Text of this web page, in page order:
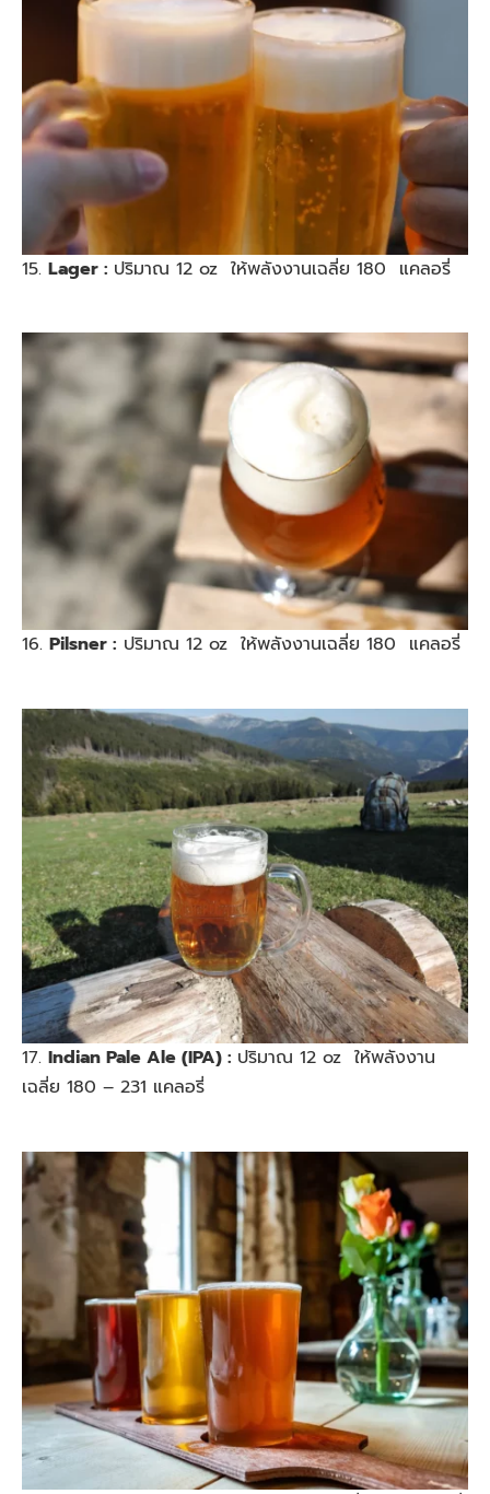
15. Lager : ปริมาณ 12 oz ให้พลังงานเฉลี่ย 180 แคลอรี่
16. Pilsner : ปริมาณ 12 oz ให้พลังงานเฉลี่ย 180 แคลอรี่
17. Indian Pale Ale (IPA) : ปริมาณ 12 oz ให้พลังงาน
เฉลี่ย 180 – 231 แคลอรี่